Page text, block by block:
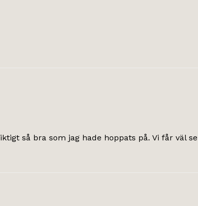
så bra som jag hade hoppats på. Vi får väl